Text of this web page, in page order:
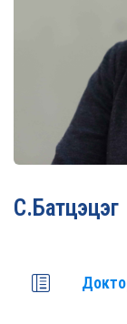
С.Батцэцэг